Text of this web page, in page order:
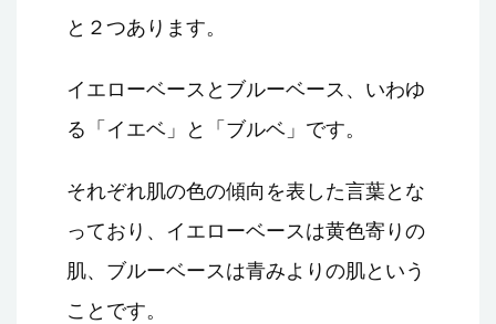
と２つあります。
イエローベースとブルーベース、いわゆ
る「イエベ」と「ブルベ」です。
それぞれ肌の色の傾向を表した言葉とな
っており、イエローベースは黄色寄りの
肌、ブルーベースは青みよりの肌という
ことです。